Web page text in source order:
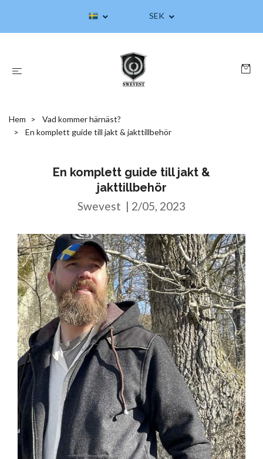
SEK
Hem
Vad kommer härnäst?
En komplett guide till jakt & jakttillbehör
En komplett guide till jakt &
jakttillbehör
Swevest | 2/05, 2023